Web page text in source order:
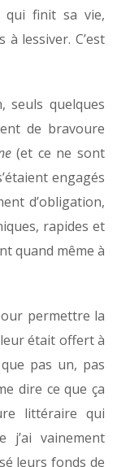
qui finit sa vie,
lessiver. C’est
seuls quelques
de bravoure
(et ce ne sont
engagés
d’obligation,
rapides et
quand même à
permettre la
était offert à
pas un, pas
dire ce que ça
littéraire qui
j’ai vainement
leurs fonds de